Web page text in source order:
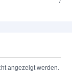
angezeigt werden.